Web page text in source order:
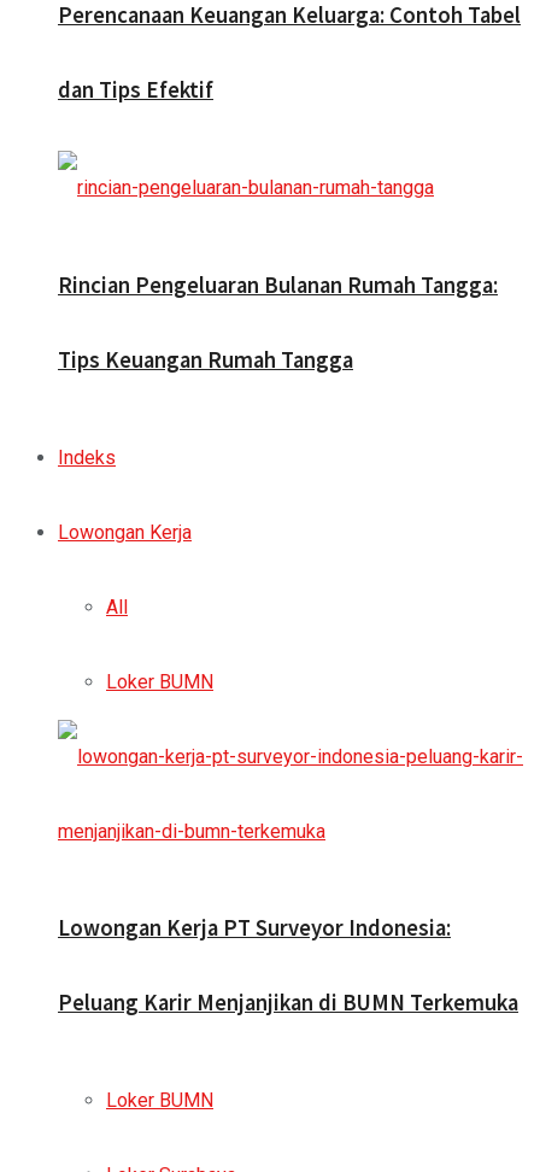
Perencanaan Keuangan Keluarga: Contoh Tabel
dan Tips Efektif
Rincian Pengeluaran Bulanan Rumah Tangga:
Tips Keuangan Rumah Tangga
Indeks
Lowongan Kerja
All
Loker BUMN
Lowongan Kerja PT Surveyor Indonesia:
Peluang Karir Menjanjikan di BUMN Terkemuka
Loker BUMN